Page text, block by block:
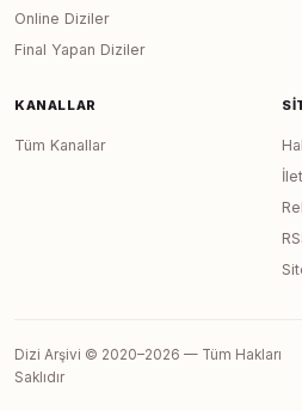
Online Diziler
Final Yapan Diziler
KANALLAR
Tüm Kanallar
Dizi Arşivi © 2020–2026 — Tüm Hakları
Saklıdır